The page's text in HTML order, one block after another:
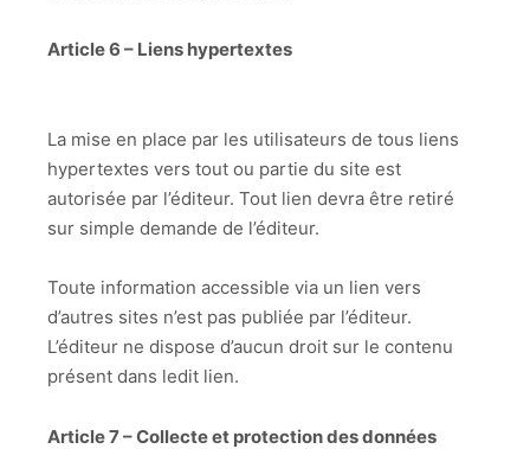
Article 6 – Liens hypertextes
La mise en place par les utilisateurs de tous liens
hypertextes vers tout ou partie du site est
autorisée par l’éditeur. Tout lien devra être retiré
sur simple demande de l’éditeur.
Toute information accessible via un lien vers
d’autres sites n’est pas publiée par l’éditeur.
L’éditeur ne dispose d’aucun droit sur le contenu
présent dans ledit lien.
Article 7 – Collecte et protection des données